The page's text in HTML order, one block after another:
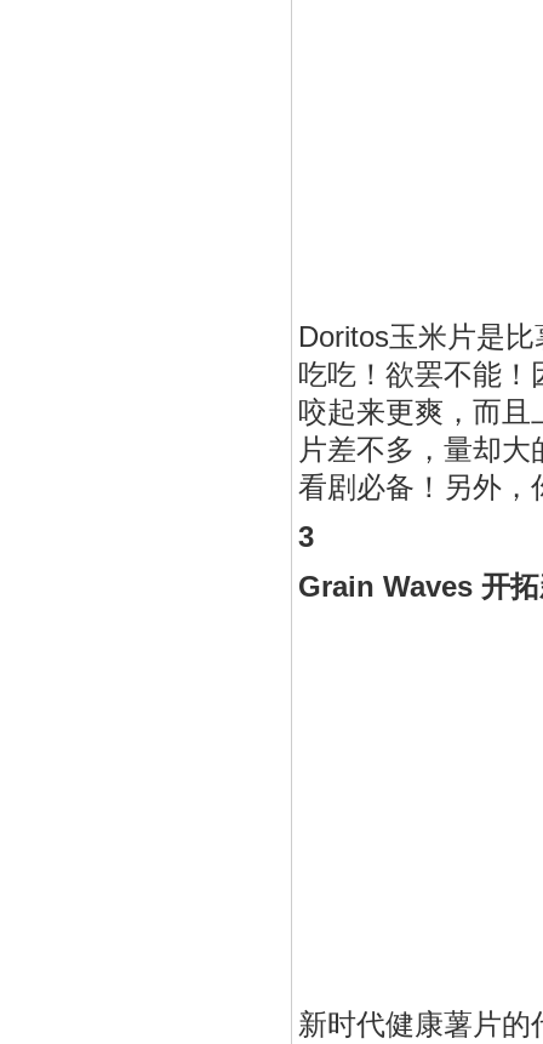
Doritos玉米片是
吃吃！欲罢不能！
咬起来更爽，而且
片差不多，量却
看剧必备！另外，
3
Grain Waves 开
新时代健康薯片的